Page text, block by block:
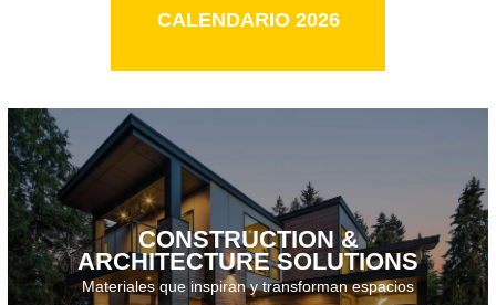
CALENDARIO 2026
CALENDARIO 2026
CONSTRUCTION &
ARCHITECTURE SOLUTIONS
Materiales que inspiran y transforman espacios
Descarga el catálogo · 2025